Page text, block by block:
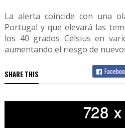
La alerta coincide con una
Portugal y que elevará las
los 40 grados Celsius en
aumentando el riesgo de
SHARE THIS